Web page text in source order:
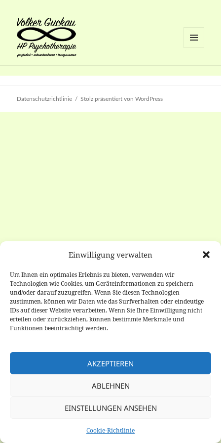
Einwilligung verwalten
Um Ihnen ein optimales Erlebnis zu bieten, verwenden wir
Technologien wie Cookies, um Geräteinformationen zu speichern
und/oder darauf zuzugreifen. Wenn Sie diesen Technologien
zustimmen, können wir Daten wie das Surfverhalten oder eindeutige
IDs auf dieser Website verarbeiten. Wenn Sie Ihre Einwilligung nicht
erteilen oder zurückziehen, können bestimmte Merkmale und
Funktionen beeinträchtigt werden.
AKZEPTIEREN
ABLEHNEN
EINSTELLUNGEN ANSEHEN
Cookie-Richtlinie
Datenschutzrichtlinie Stolz präsentiert von WordPress